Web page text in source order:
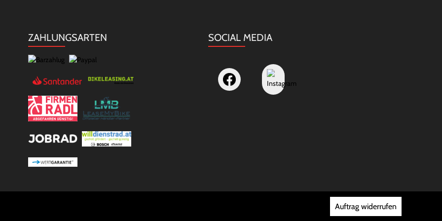
ZAHLUNGSARTEN SOCIAL MEDIA
Auftrag widerrufen